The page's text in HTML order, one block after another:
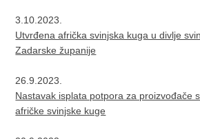
3.10.2023.
Utvrđena afrička svinjska kuga u divlje
Zadarske županije
26.9.2023.
Nastavak isplata potpora za proizvođače
afričke svinjske kuge